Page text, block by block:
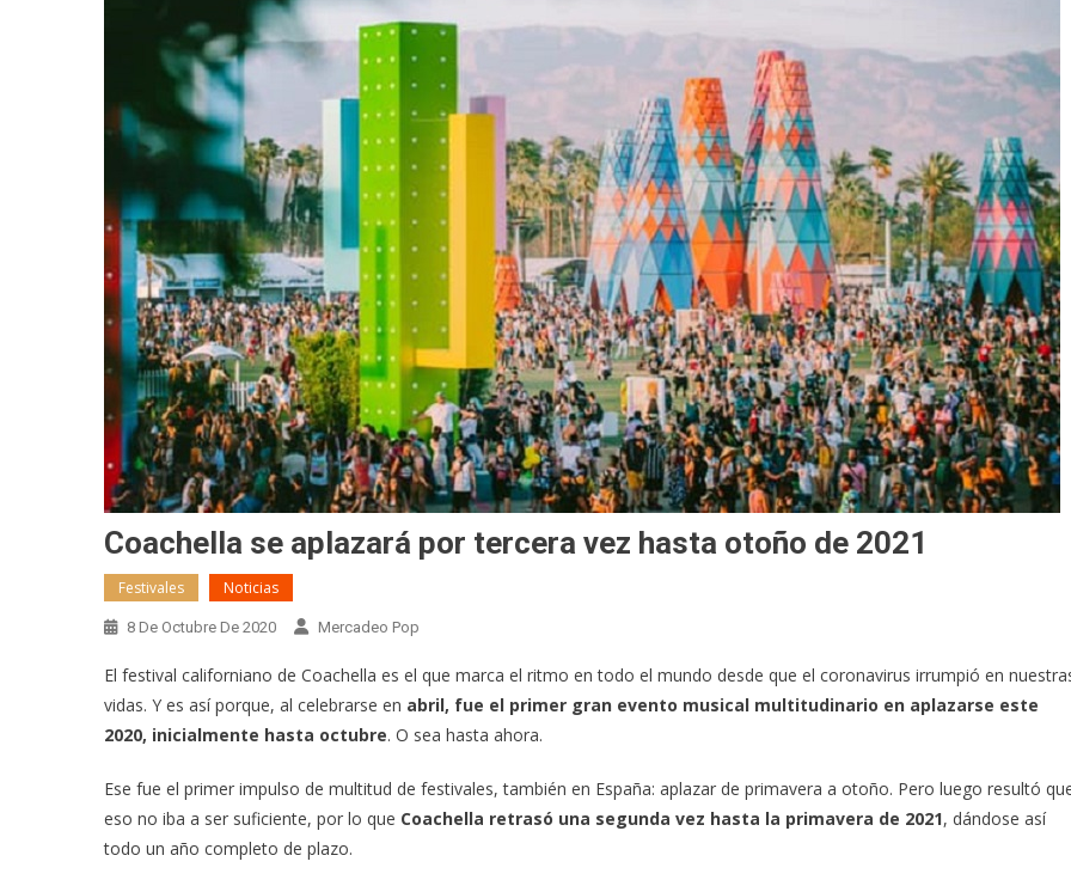
Coachella se aplazará por tercera vez hasta otoño de 2021
Festivales Noticias
8 De Octubre De 2020 Mercadeo Pop
El festival californiano de Coachella es el que marca el ritmo en todo el mundo desde que el coronavirus irrumpió en
vidas. Y es así porque, al celebrarse en abril, fue el primer gran evento musical multitudinario en aplazarse este
2020, inicialmente hasta octubre. O sea hasta ahora.
Ese fue el primer impulso de multitud de festivales, también en España: aplazar de primavera a otoño. Pero luego resultó
eso no iba a ser suficiente, por lo que Coachella retrasó una segunda vez hasta la primavera de 2021, dándose así
todo un año completo de plazo.